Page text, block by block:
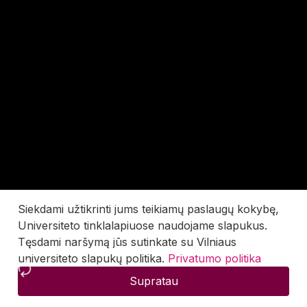
Siekdami užtikrinti jums teikiamų paslaugų kokybę,
Universiteto tinklalapiuose naudojame slapukus.
Tęsdami naršymą jūs sutinkate su Vilniaus
universiteto slapukų politika. Privatumo politika
Supratau